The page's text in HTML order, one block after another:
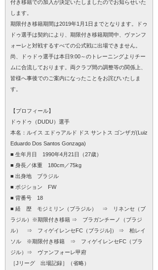
付き移籍での加入が決定いたしましたのでお知らせいた
します。
期限付き移籍期間は2019年1月1日までとなります。ドゥ
ドゥ選手は契約により、期限付き移籍期間中、ヴァンフ
ォーレと対戦するすべての公式戦に出場できません。
尚、ドゥドゥ選手は本日9:00～のトレーニングよりチー
ムに合流しております。両クラブ間の調整等の関係上、
皆様へ事後でのご案内になったことをお詫びいたしま
す。
【プロフィール】
ドゥドゥ（DUDU）選手
本名：ルイス エドゥアルド ドス サントス ゴンザガ(Luiz
Eduardo Dos Santos Gonzaga)
■ 生年月日 1990年4月21日（27歳）
■ 身長／体重 180cm／75kg
■ 出身地 ブラジル
■ ポジション FW
■ 背番号 18
■ 経 歴 モジミリン（ブラジル） ⇒ リネンセ（ブ
ラジル）※期限付き移籍 ⇒ ブラガンチーノ（ブラジ
ル） ⇒ フィゲイレンセFC（ブラジル]） ⇒ 柏レイ
ソル ※期限付き移籍 ⇒ フィゲイレンセFC（ブラ
ジル）⇒ ヴァンフォーレ甲府
［Jリーグ 出場記録］（省略）